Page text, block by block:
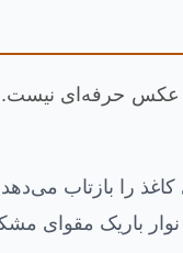
آن عکس حرفه‌ای
کاغذ را بازتاب
باریک مقوای